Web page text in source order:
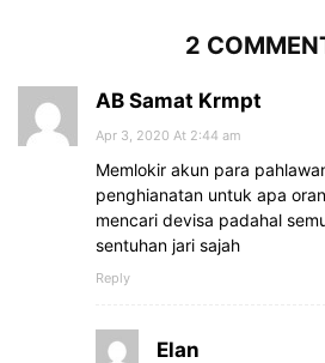
2
AB Samat Krmpt
Apr 3, 2020 At 2:44 am
Memlokir akun para
penghianatan untuk apa
mencari devisa padahal
sentuhan jari sajah
Reply
Elan